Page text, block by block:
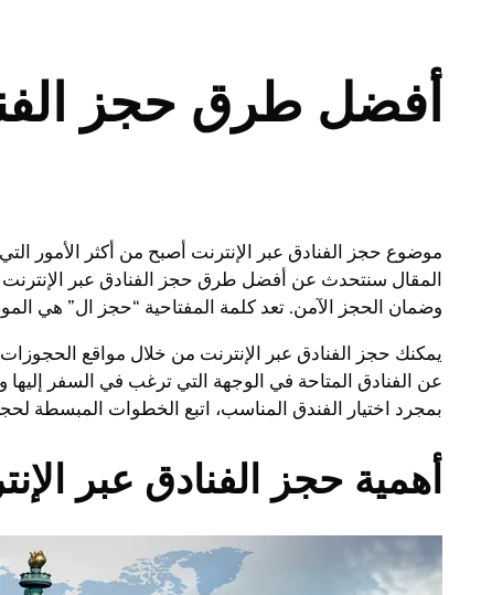
أفضل طرق حجز
موضوع حجز الفنادق عبر الإنترنت أصبح من أكثر الأمور
المقال سنتحدث عن أفضل طرق حجز الفنادق عبر الإنترنت
وضمان الحجز الآمن. تعد كلمة المفتاحية “حجز ال” هي
عن الفنادق المتاحة في الوجهة التي ترغب في السفر
بمجرد اختيار الفندق المناسب، اتبع الخطوات المبسطة
أهمية حجز الفنادق عبر